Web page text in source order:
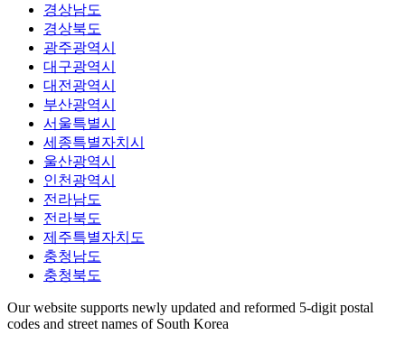
경상남도
경상북도
광주광역시
대구광역시
대전광역시
부산광역시
서울특별시
세종특별자치시
울산광역시
인천광역시
전라남도
전라북도
제주특별자치도
충청남도
충청북도
Our website supports newly updated and reformed 5-digit postal
codes and street names of South Korea